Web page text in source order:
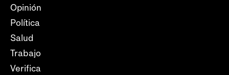
Opinión
Política
Salud
Trabajo
Verifica